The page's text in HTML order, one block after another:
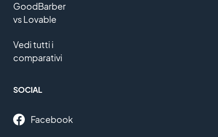
GoodBarber
vs Lovable
Vedi tutti i
comparativi
SOCIAL
Facebook